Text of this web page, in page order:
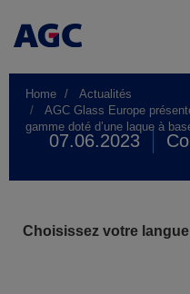
Home
Actualités
AGC Glass Europe
gamme doté d’une laque à
07.06.2023
Choisissez votre langue